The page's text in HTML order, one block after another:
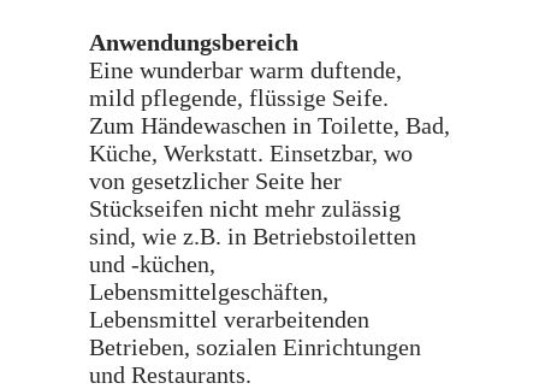
Anwendungsbereich
Eine wunderbar warm duftende,
mild pflegende, flüssige Seife.
Zum Händewaschen in Toilette, Bad,
Küche, Werkstatt. Einsetzbar, wo
von gesetzlicher Seite her
Stückseifen nicht mehr zulässig
sind, wie z.B. in Betriebstoiletten
und -küchen,
Lebensmittelgeschäften,
Lebensmittel verarbeitenden
Betrieben, sozialen Einrichtungen
und Restaurants.